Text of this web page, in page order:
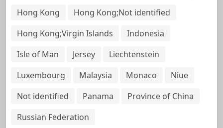
Hong Kong
Hong Kong;Not identified
Hong Kong;Virgin Islands
Indonesia
Isle of Man
Jersey
Liechtenstein
Luxembourg
Malaysia Monaco
Niue
Not identified
Panama
Province of China
Russian Federation